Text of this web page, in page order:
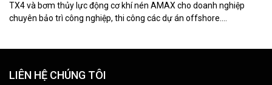
TX4 và bơm thủy lực động cơ khí nén AMAX cho doanh nghiệp
chuyên bảo trì công nghiệp, thi công các dự án offshore.
LIÊN HỆ CHÚNG TÔI